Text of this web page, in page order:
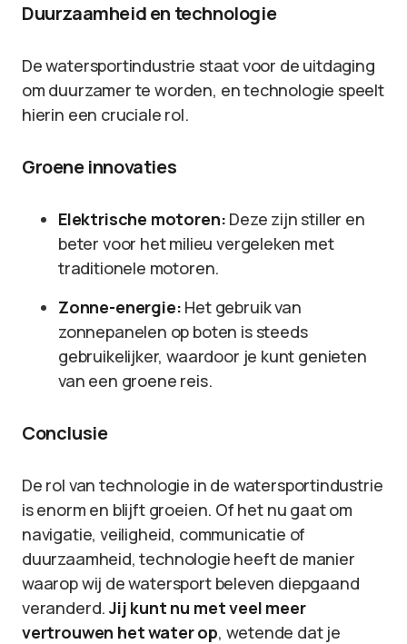
Duurzaamheid en technologie
De watersportindustrie staat voor de uitdaging
om duurzamer te worden, en technologie speelt
hierin een cruciale rol.
Groene innovaties
Elektrische motoren: Deze zijn stiller en
beter voor het milieu vergeleken met
traditionele motoren.
Zonne-energie: Het gebruik van
zonnepanelen op boten is steeds
gebruikelijker, waardoor je kunt genieten
van een groene reis.
Conclusie
De rol van technologie in de watersportindustrie
is enorm en blijft groeien. Of het nu gaat om
navigatie, veiligheid, communicatie of
duurzaamheid, technologie heeft de manier
waarop wij de watersport beleven diepgaand
veranderd.Jij kunt nu met veel meer
vertrouwen het water op, wetende dat je